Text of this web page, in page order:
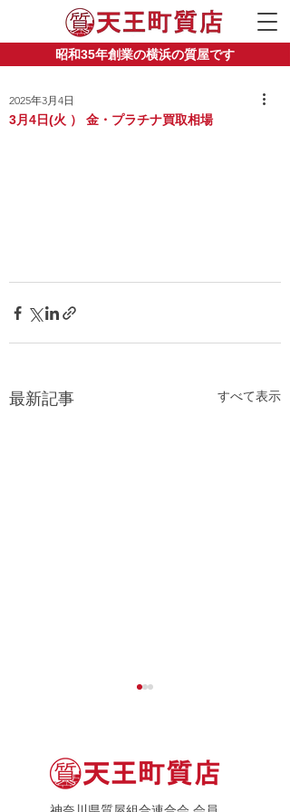
昭和35年創業の横浜の質屋です
3月4日(火 ） 金・プラチナ買取相場
2025年3月4日
最新記事 すべて表示